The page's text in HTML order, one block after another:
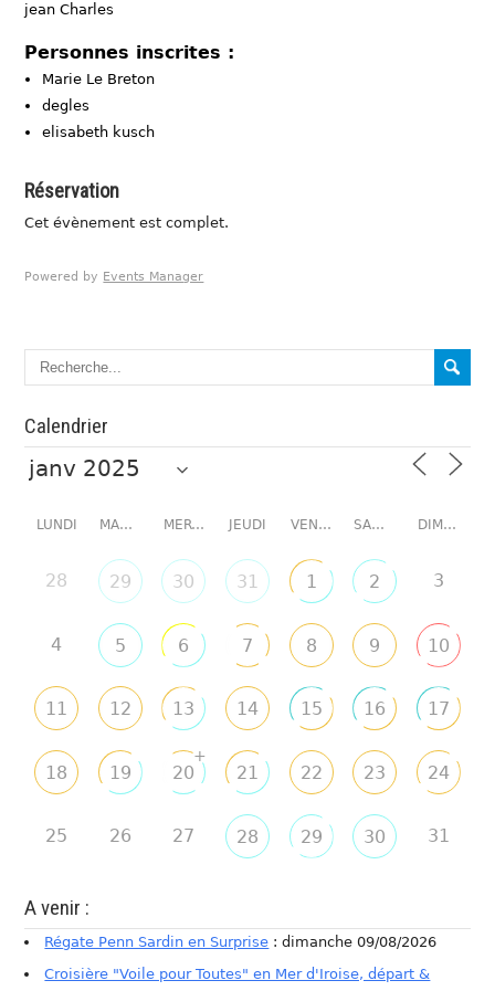
jean Charles
Personnes inscrites :
Marie Le Breton
degles
elisabeth kusch
Réservation
Cet évènement est complet.
Powered by Events Manager
Calendrier
LUNDI MARDI MERCREDI JEUDI VENDREDI SAMEDI DIMANCHE
28 29 30 31 1 2 3
4 5 6 7 8 9 10
11 12 13 14 15 16 17
18 19 20
+
21 22 23 24
25 26 27 28 29 30 31
A venir :
Régate Penn Sardin en Surprise : dimanche 09/08/2026
Croisière "Voile pour Toutes" en Mer d'Iroise, départ &